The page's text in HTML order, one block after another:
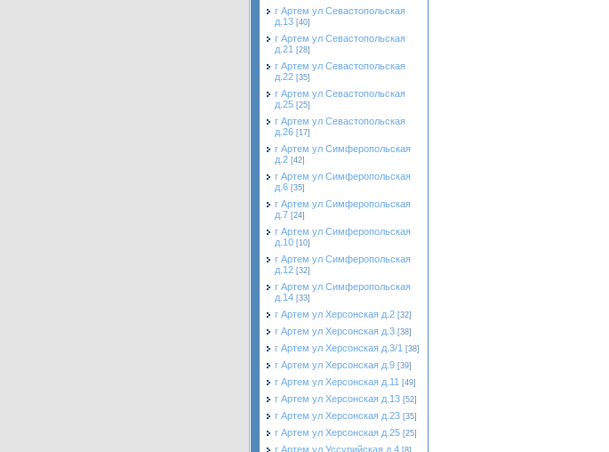
г Артем ул Севастопольская
д.13 [40]
г Артем ул Севастопольская
д.21 [28]
г Артем ул Севастопольская
д.22 [35]
г Артем ул Севастопольская
д.25 [25]
г Артем ул Севастопольская
д.26 [17]
г Артем ул Симферопольская
д.2 [42]
г Артем ул Симферопольская
д.6 [35]
г Артем ул Симферопольская
д.7 [24]
г Артем ул Симферопольская
д.10 [10]
г Артем ул Симферопольская
д.12 [32]
г Артем ул Симферопольская
д.14 [33]
г Артем ул Херсонская д.2 [32]
г Артем ул Херсонская д.3 [38]
г Артем ул Херсонская д.3/1 [38]
г Артем ул Херсонская д.9 [39]
г Артем ул Херсонская д.11 [49]
г Артем ул Херсонская д.13 [52]
г Артем ул Херсонская д.23 [35]
г Артем ул Херсонская д.25 [25]
г Артем ул Уссурийская д.4 [8]